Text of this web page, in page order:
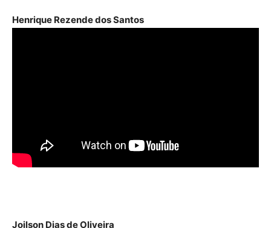
Henrique Rezende dos Santos
Joilson Dias de Oliveira